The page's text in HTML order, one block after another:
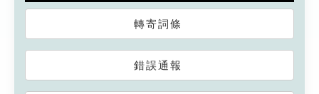
轉寄詞條
錯誤通報